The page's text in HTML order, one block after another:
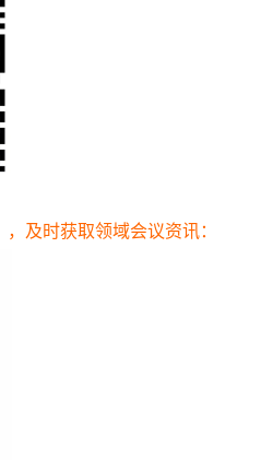
，及时获取领域会议资讯：